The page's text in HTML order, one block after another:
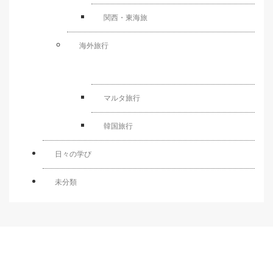
関西・東海旅
海外旅行
マルタ旅行
韓国旅行
日々の学び
未分類